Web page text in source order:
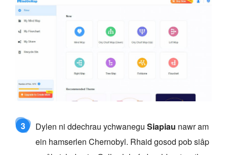
3 Dylen ni ddechrau ychwanegu Siapiau nawr am
ein hamserlen Chernobyl. Rhaid gosod pob siâp